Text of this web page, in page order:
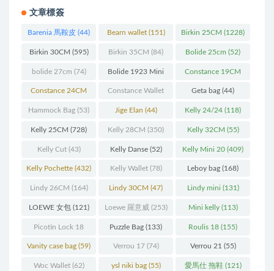
文章標簽
Barenia 馬鞍皮 (44) Bearn wallet(151) Birkin 25CM (1228)
Birkin 30CM (595) Birkin 35CM (84) Bolide 25cm (52)
bolide 27cm (74) Bolide 1923 Mini
(93)
Constance 19CM
(571)
Constance 24CM
(216)
Constance Wallet
(60)
Geta bag (44)
Hammock Bag (53) Jige Elan (44) Kelly 24/24 (118)
Kelly 25CM (728) Kelly 28CM (350) Kelly 32CM (55)
Kelly Cut(43) Kelly Danse(52) Kelly Mini 20 (409)
Kelly Pochette (432) Kelly Wallet(78) Leboy bag (168)
Lindy 26CM (164) Lindy 30CM (47) Lindy mini (131)
LOEWE 女包(121) Loewe 羅意威(253) Mini kelly(113)
Picotin Lock 18
(202)
Puzzle Bag (133) Roulis 18 (155)
Vanity case bag (59) Verrou 17(74) Verrou 21 (55)
Woc Wallet(62) ysl niki bag(55) 愛馬仕 拖鞋(121)